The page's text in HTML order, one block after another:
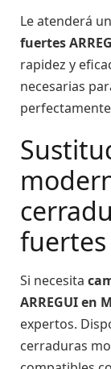
Le atenderá
fuertes
rapidez y
necesarias
fuertes
Si necesita
ARREGUI en
expertos.
cerraduras